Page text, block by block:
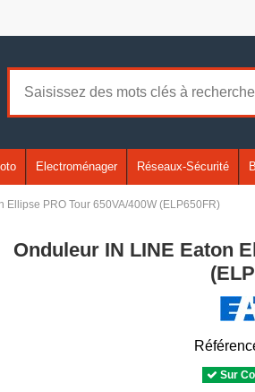
Electroménager Réseaux-Sécurité
Ellipse PRO Tour 650VA/400W (ELP650FR)
Onduleur IN LINE Eaton
Sur